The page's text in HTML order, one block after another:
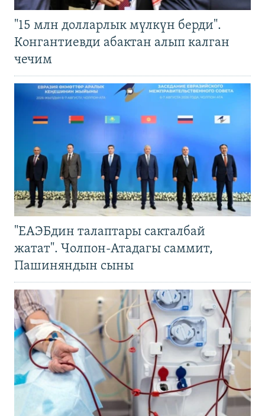
"15 млн долларлык мүлкүн берди".
Конгантиевди абактан алып калган
чечим
"ЕАЭБдин талаптары сакталбай
жатат". Чолпон-Атадагы саммит,
Пашиняндын сыны